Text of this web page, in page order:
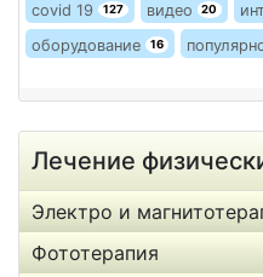
covid 19 127 видео 20
оборудование 16
Лечение
Электро и
Фототерапия